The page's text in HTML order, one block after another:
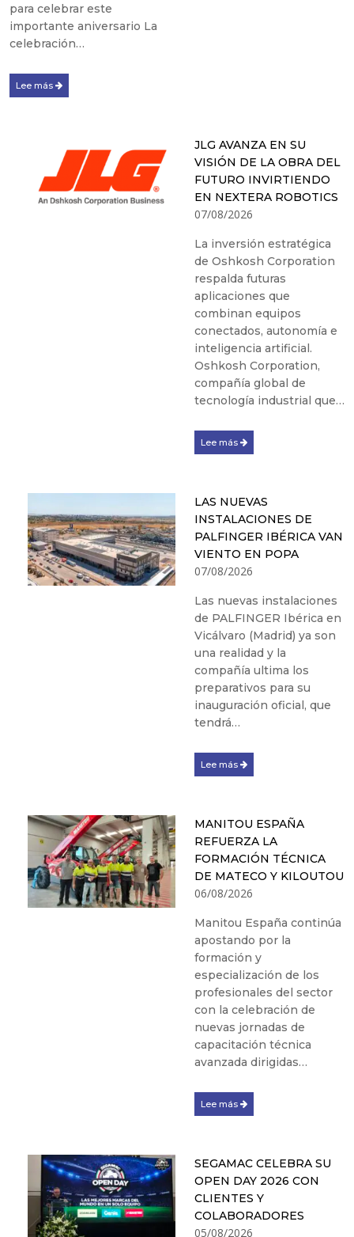
para celebrar este
importante aniversario La
celebración…
Lee más
JLG AVANZA EN SU
VISIÓN DE LA OBRA DEL
FUTURO INVIRTIENDO
EN NEXTERA ROBOTICS
07/08/2026
La inversión estratégica
de Oshkosh Corporation
respalda futuras
aplicaciones que
combinan equipos
conectados, autonomía e
inteligencia artificial.
Oshkosh Corporation,
compañía global de
tecnología industrial que…
Lee más
LAS NUEVAS
INSTALACIONES DE
PALFINGER IBÉRICA VAN
VIENTO EN POPA
07/08/2026
Las nuevas instalaciones
de PALFINGER Ibérica en
Vicálvaro (Madrid) ya son
una realidad y la
compañía ultima los
preparativos para su
inauguración oficial, que
tendrá…
Lee más
MANITOU ESPAÑA
REFUERZA LA
FORMACIÓN TÉCNICA
DE MATECO Y KILOUTOU
06/08/2026
Manitou España continúa
apostando por la
formación y
especialización de los
profesionales del sector
con la celebración de
nuevas jornadas de
capacitación técnica
avanzada dirigidas…
Lee más
SEGAMAC CELEBRA SU
OPEN DAY 2026 CON
CLIENTES Y
COLABORADORES
05/08/2026